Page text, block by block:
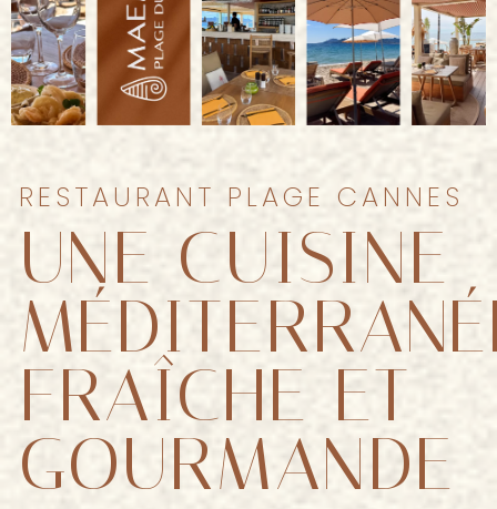
RESTAURANT PLAGE CANNES
UNE CUISINE
FRAÎCHE ET
GOURMANDE